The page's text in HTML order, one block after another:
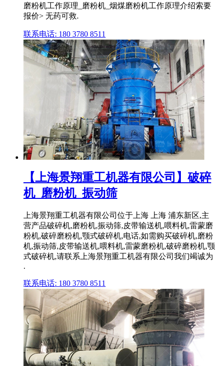
磨粉机工作原理_磨粉机_烟煤磨粉机工作原理介绍索要
报价> 无药可救.
联系电话: 180 3780 8511
【上海景翔重工机器有限公司】破碎
机_磨粉机_振动筛
上海景翔重工机器有限公司位于上海 上海 浦东新区,主
营产品破碎机,磨粉机,振动筛,皮带输送机,喂料机,雷蒙磨
粉机,破碎磨粉机,颚式破碎机,电话,如需购买破碎机,磨粉
机,振动筛,皮带输送机,喂料机,雷蒙磨粉机,破碎磨粉机,颚
式破碎机,请联系上海景翔重工机器有限公司我们竭诚为
.
联系电话: 180 3780 8511